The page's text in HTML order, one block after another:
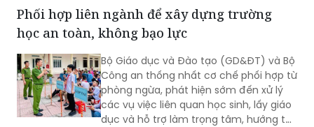
Phối hợp liên ngành để xây dựng trường
học an toàn, không bạo lực
Bộ Giáo dục và Đào tạo (GD&ĐT) và Bộ
Công an thống nhất cơ chế phối hợp từ
phòng ngừa, phát hiện sớm đến xử lý
các vụ việc liên quan học sinh, lấy giáo
dục và hỗ trợ làm trọng tâm, hướng tới